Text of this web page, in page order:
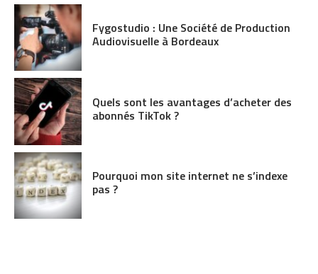
Fygostudio : Une Société de Production
Audiovisuelle à Bordeaux
Quels sont les avantages d’acheter des
abonnés TikTok ?
Pourquoi mon site internet ne s’indexe
pas ?